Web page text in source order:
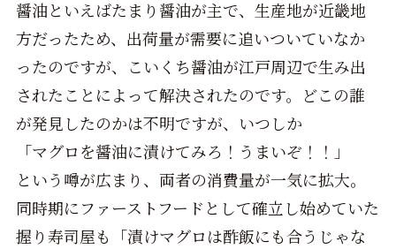
醤油といえばたまり醤油が主で、生産地が近畿地
方だったため、出荷量が需要に追いついていなか
ったのですが、こいくち醤油が江戸周辺で生み出
されたことによって解決されたのです。どこの誰
が発見したのかは不明ですが、いつしか
「マグロを醤油に漬けてみろ！うまいぞ！！」
という噂が広まり、両者の消費量が一気に拡大。
同時期にファーストフードとして確立し始めていた
握り寿司屋も「漬けマグロは酢飯にも合うじゃな